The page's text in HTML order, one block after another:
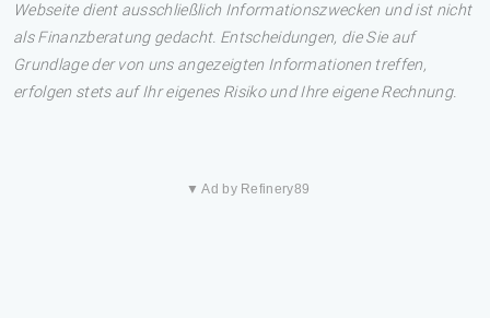
Webseite dient ausschließlich Informationszwecken und ist nicht
als Finanzberatung gedacht. Entscheidungen, die Sie auf
Grundlage der von uns angezeigten Informationen treffen,
erfolgen stets auf Ihr eigenes Risiko und Ihre eigene Rechnung.
▼ Ad by Refinery89